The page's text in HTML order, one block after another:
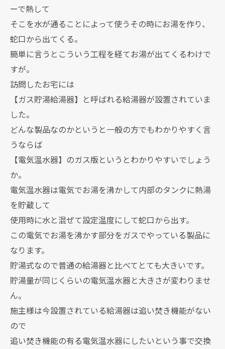
ーで熱して
そこを水が通ることによって使うその時にお湯を作り、
蛇口から出てくる。
簡単に言うとこういう工程を経てお湯が出てくるわけで
すが。
訪問したお宅には
【ガス貯湯給湯器】と呼ばれる給湯器が設置されていま
した。
どんな製品なのかというと一般の方でもわかりやすく言
うならば
【電気温水器】のガス版というとわかりやすいでしょう
か。
電気温水器は電気でお湯を沸かして内部のタンクに熱湯
を貯蔵して
使用時に水と混ぜて設定温度にして蛇口から出す。
この電気でお湯を沸かす部分をガスでやっている製品に
なります。
貯湯式なので普通の給湯器と比べてとても大きいです。
貯湯量が同じくらいの電気温水器と大きさが変わりませ
ん。
施主様は今設置されている給湯器は追い焚き機能がない
ので
追い焚き機能の有る電気温水器にしたいという事で交換